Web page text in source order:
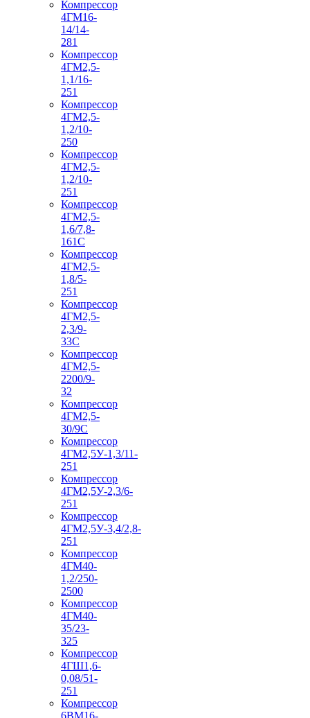
Компрессор
4ГМ16-
14/14-
281
Компрессор
4ГМ2,5-
1,1/16-
251
Компрессор
4ГМ2,5-
1,2/10-
250
Компрессор
4ГМ2,5-
1,2/10-
251
Компрессор
4ГМ2,5-
1,6/7,8-
161С
Компрессор
4ГМ2,5-
1,8/5-
251
Компрессор
4ГМ2,5-
2,3/9-
33С
Компрессор
4ГМ2,5-
2200/9-
32
Компрессор
4ГМ2,5-
30/9С
Компрессор
4ГМ2,5У-1,3/11-
251
Компрессор
4ГМ2,5У-2,3/6-
251
Компрессор
4ГМ2,5У-3,4/2,8-
251
Компрессор
4ГМ40-
1,2/250-
2500
Компрессор
4ГМ40-
35/23-
325
Компрессор
4ГШ1,6-
0,08/51-
251
Компрессор
6ВМ16-